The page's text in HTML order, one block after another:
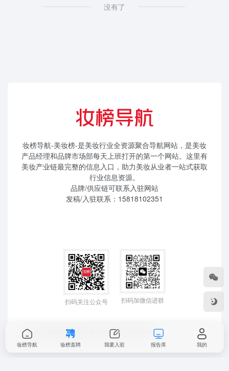
没有了
妆榜导航-美妆榜-是美妆行业全资源聚合导航网站，是美妆
产品经理和品牌市场部每天上班打开的第一个网站。这里有
美妆产业链最完整的信息入口，助力美妆从业者一站式获取
行业信息资源。
品牌/供应链可联系入驻网站
发稿/入驻联系：15818102351
扫码关注公众号 扫码加微信进群
©2025 妆榜科技 版权所有 粤ICP备2024350757
妆榜导航 妆榜直聘 我要入驻 报告库 我的